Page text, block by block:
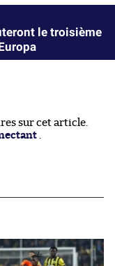
le troisième
sur cet article.
.